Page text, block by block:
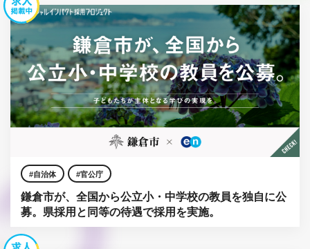
自治体 官公庁
鎌倉市が、全国から公立小・中学校の教員を独自に公
募。県採用と同等の待遇で採用を実施。